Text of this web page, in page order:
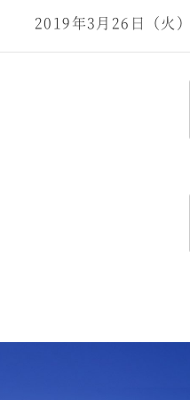
2019年3月26日（火）